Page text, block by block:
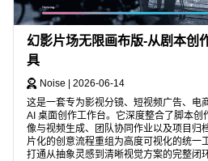
幻影片场无限画布版-从剧本创
具
Noise | 2026-06-14
这是一套专为影视分镜、短视频广告、电
AI 桌面创作工作台。它深度整合了脚本创
像与视频生成、团队协同作业以及项目归
片化的创意流程重组为高度可视化的统一
打通从抽象灵感到清晰视觉方案的完整闭